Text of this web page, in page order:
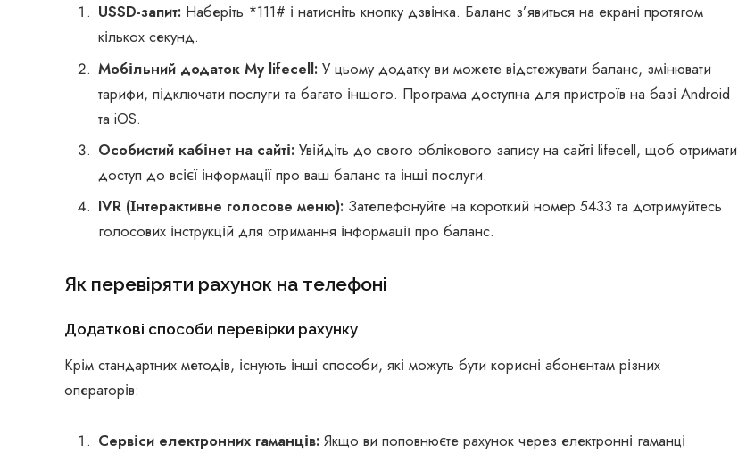
USSD-запит: Наберіть *111# і натисніть кнопку дзвінка. Баланс з’явиться на екрані протягом
кількох секунд.
Мобільний додаток My lifecell: У цьому додатку ви можете відстежувати баланс, змінювати
тарифи, підключати послуги та багато іншого. Програма доступна для пристроїв на базі Android
та iOS.
Особистий кабінет на сайті: Увійдіть до свого облікового запису на сайті lifecell, щоб отримати
доступ до всієї інформації про ваш баланс та інші послуги.
IVR (Інтерактивне голосове меню): Зателефонуйте на короткий номер 5433 та дотримуйтесь
голосових інструкцій для отримання інформації про баланс.
Як перевіряти рахунок на телефоні
Додаткові способи перевірки рахунку
Крім стандартних методів, існують інші способи, які можуть бути корисні абонентам різних
операторів:
Сервіси електронних гаманців: Якщо ви поповнюєте рахунок через електронні гаманці